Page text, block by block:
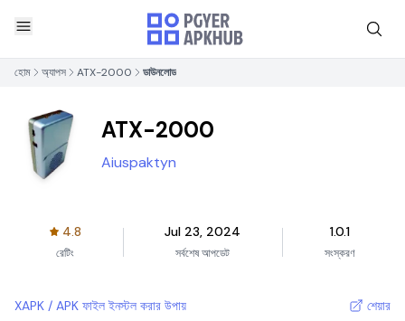
হোম অ্যাপস ATX-2000 ডাউনলোড
ATX-2000
Aiuspaktyn
4.8
রেটিং
Jul 23, 2024
সর্বশেষ আপডেট
1.0.1
সংস্করণ
XAPK / APK ফাইল ইনস্টল করার উপায় শেয়ার